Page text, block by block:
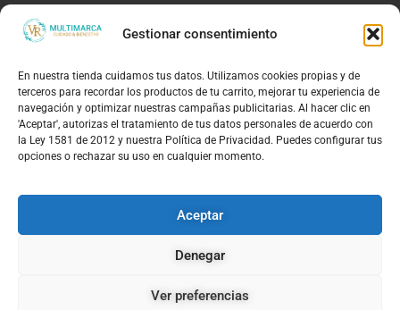
Gestionar consentimiento
En nuestra tienda cuidamos tus datos. Utilizamos cookies propias y de
terceros para recordar los productos de tu carrito, mejorar tu experiencia de
navegación y optimizar nuestras campañas publicitarias. Al hacer clic en
'Aceptar', autorizas el tratamiento de tus datos personales de acuerdo con
la Ley 1581 de 2012 y nuestra Política de Privacidad. Puedes configurar tus
opciones o rechazar su uso en cualquier momento.
Aceptar
Denegar
Ver preferencias
Privacidad y Tratamiento de Datos
Política de privacidad y tratamiento de datos
Autorización de contacto, marketing y
comunicaciones comerciales
Política de cookies
Términos Legales y Soporte
Política de PQRS y atención al cliente
© 2026, TIENDAS VR MULTIMARCAS S.A.S | NIT: